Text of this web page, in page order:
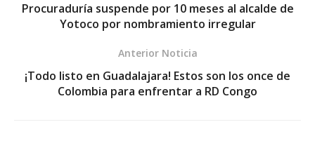
Procuraduría suspende por 10 meses al alcalde de
Yotoco por nombramiento irregular
Anterior Noticia
¡Todo listo en Guadalajara! Estos son los once de
Colombia para enfrentar a RD Congo